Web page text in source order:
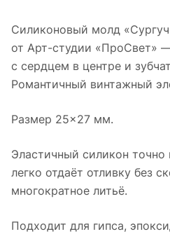
Силиконовый молд
от Арт-студии «ПроСвет»
с сердцем в центре и
Романтичный винтажный
Размер 25×27 мм.
Эластичный силикон точно
легко отдаёт отливку без
многократное литьё.
Подходит для гипса,